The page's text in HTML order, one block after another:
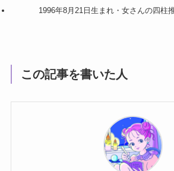
1996年8月21日生まれ・女さんの四柱
この記事を書いた人